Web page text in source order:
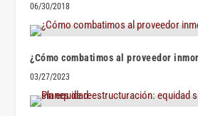
06/30/2018
¿Cómo combatimos al proveedor
03/27/2023